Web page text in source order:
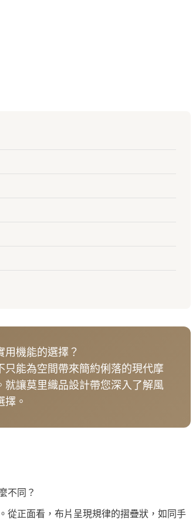
機能的選擇？
能為空間帶來簡約俐落的現代摩
讓莫里織品設計帶您深入了解風
。
不同？
從正面看，布片呈現規律的摺疊狀，如同手